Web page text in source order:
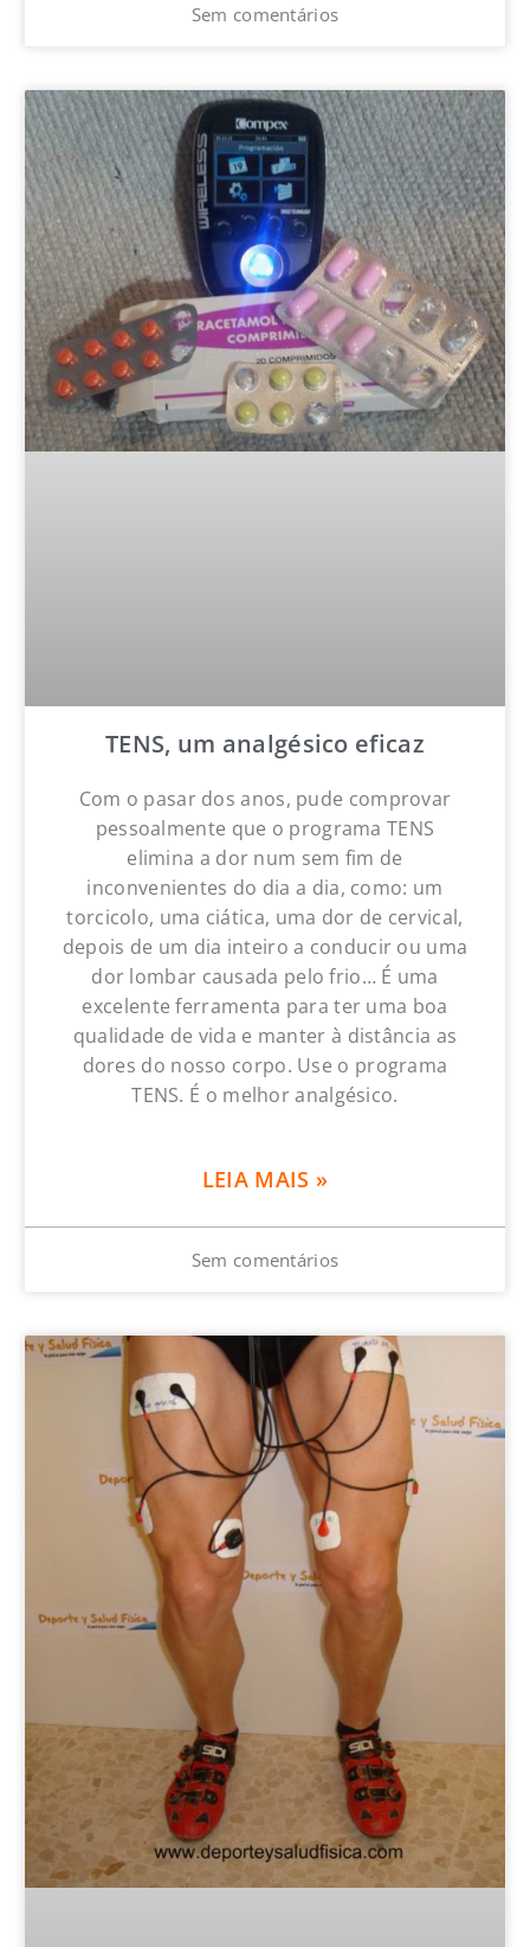
Sem comentários
TENS, um analgésico eficaz
Com o pasar dos anos, pude comprovar
pessoalmente que o programa TENS
elimina a dor num sem fim de
inconvenientes do dia a dia, como: um
torcicolo, uma ciática, uma dor de cervical,
depois de um dia inteiro a conducir ou uma
dor lombar causada pelo frio… É uma
excelente ferramenta para ter uma boa
qualidade de vida e manter à distância as
dores do nosso corpo. Use o programa
TENS. É o melhor analgésico.
LEIA MAIS »
Sem comentários